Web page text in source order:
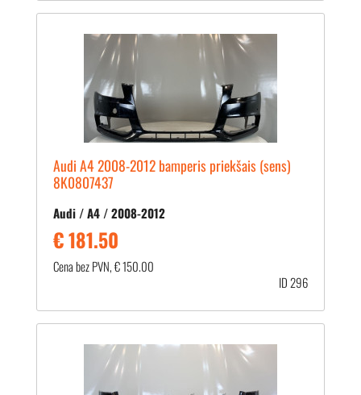
Audi A4 2008-2012 bamperis priekšais (sens)
8K0807437
Audi / A4 / 2008-2012
€ 181.50
Cena bez PVN, € 150.00
ID 296